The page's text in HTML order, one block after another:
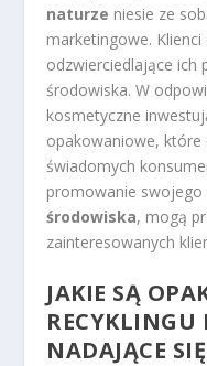
naturze niesie ze
marketingowe.
odzwierciedlające ich
środowiska. W
kosmetyczne
opakowaniowe,
świadomych
promowanie swojego
środowiska, mogą
zainteresowanych
JAKIE SĄ
NADAJĄCE